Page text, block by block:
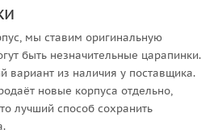
мы ставим оригинальную
быть незначительные царапинки.
вариант из наличия у поставщика.
новые корпуса отдельно,
лучший способ сохранить